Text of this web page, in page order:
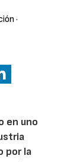
·
en uno
por la